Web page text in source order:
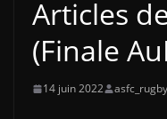
Articles
(Finale
14 juin 2022